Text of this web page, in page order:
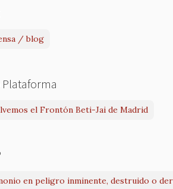
/ blog
el Frontón Beti-Jai de Madrid
en peligro inminente, destruido o